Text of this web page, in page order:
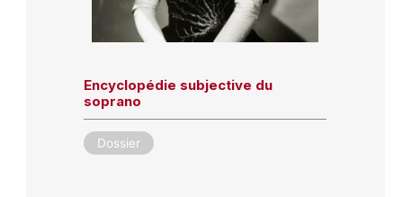
Encyclopédie subjective du
soprano
Dossier